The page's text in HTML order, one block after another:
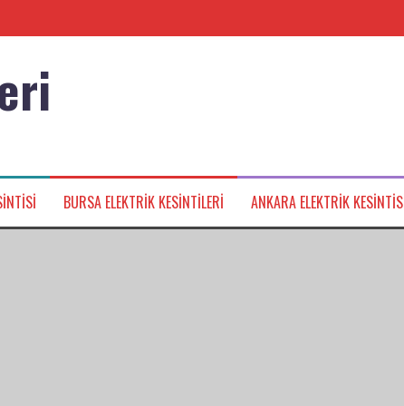
BURSA ELEKTRIK KESINTILERI ANKARA ELEKTRIK